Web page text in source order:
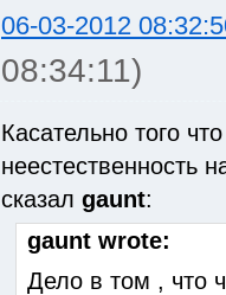
06-03-2012
08:34:11)
Касательно того
неестественность
сказал gaunt:
gaunt wrote:
Дело в том , что